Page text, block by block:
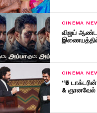
CINEMA
விஜய்
CINEMA
“₹5
& ஞானவேல்